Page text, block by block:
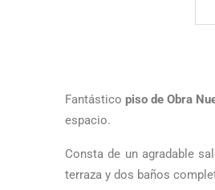
Fantásticopiso de Obra
espacio.
Consta de un agradable
terraza y dos baños